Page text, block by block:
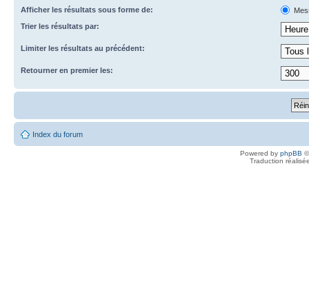
Afficher les résultats sous forme de:
Trier les résultats par:
Limiter les résultats au précédent:
Retourner en premier les:
Index du forum
Powered by phpBB
Traduction